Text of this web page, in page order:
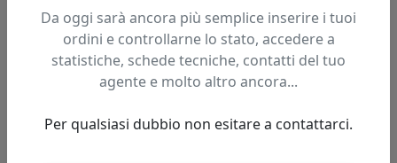
Da oggi sarà ancora più semplice inserire i tuoi
ordini e controllarne lo stato, accedere a
statistiche, schede tecniche, contatti del tuo
agente e molto altro ancora...
Per qualsiasi dubbio non esitare a contattarci.